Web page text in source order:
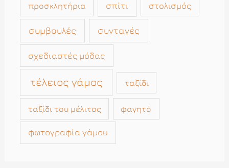
προσκλητήρια σπίτι στολισμός
συμβουλές συνταγές
σχεδιαστές μόδας
τέλειος γάμος ταξίδι
ταξίδι του μέλιτος φαγητό
φωτογραφία γάμου